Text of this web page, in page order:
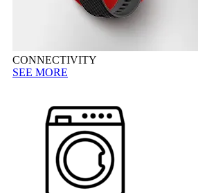
CONNECTIVITY
SEE MORE